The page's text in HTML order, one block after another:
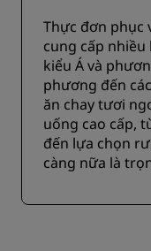
Thực đơn phục
cung cấp
kiểu Á và
phương đến
ăn chay tươi
uống cao cấp,
đến lựa chọn
càng nữa là